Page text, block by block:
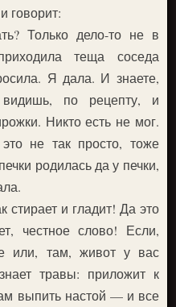
говорит:
Только дело-то не в
теща соседа
Я дала. И знаете,
по рецепту, и
Никто есть не мог.
не так просто, тоже
родилась да у печки,
стирает и гладит! Да это
честное слово! Если,
или, там, живот у вас
травы: приложит к
выпить настой — и все